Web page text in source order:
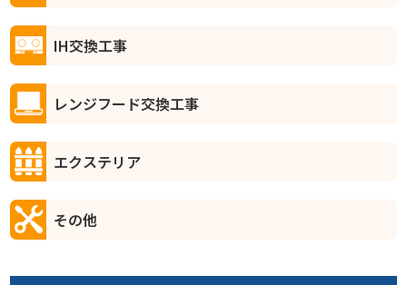
IH交換工事
レンジフード交換工事
エクステリア
その他